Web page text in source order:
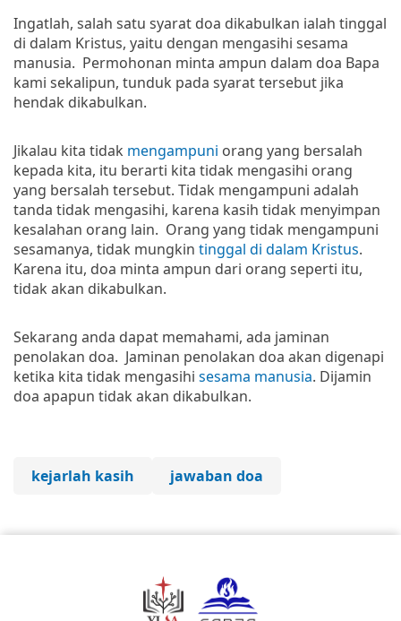
Ingatlah, salah satu syarat doa dikabulkan ialah tinggal
di dalam Kristus, yaitu dengan mengasihi sesama
manusia. Permohonan minta ampun dalam doa Bapa
kami sekalipun, tunduk pada syarat tersebut jika
hendak dikabulkan.
Jikalau kita tidak mengampuni orang yang bersalah
kepada kita, itu berarti kita tidak mengasihi orang
yang bersalah tersebut. Tidak mengampuni adalah
tanda tidak mengasihi, karena kasih tidak menyimpan
kesalahan orang lain. Orang yang tidak mengampuni
sesamanya, tidak mungkin tinggal di dalam Kristus.
Karena itu, doa minta ampun dari orang seperti itu,
tidak akan dikabulkan.
Sekarang anda dapat memahami, ada jaminan
penolakan doa. Jaminan penolakan doa akan digenapi
ketika kita tidak mengasihi sesama manusia. Dijamin
doa apapun tidak akan dikabulkan.
kejarlah kasih jawaban doa